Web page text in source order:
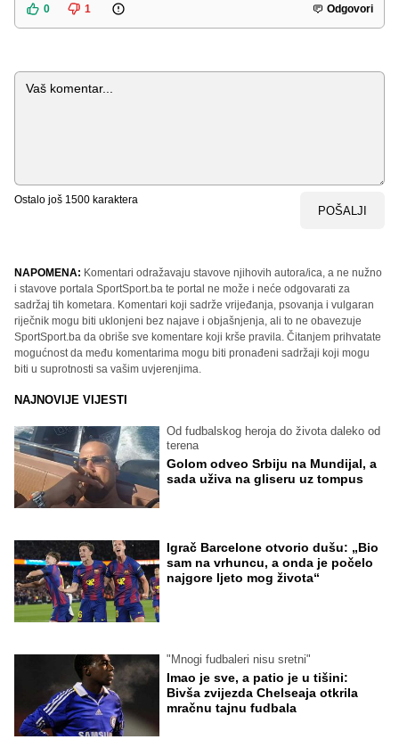
0 1 Odgovori
Komentar
Ostalo još 1500 karaktera
POŠALJI
NAPOMENA: Komentari odražavaju stavove njihovih autora/ica, a ne nužno
i stavove portala SportSport.ba te portal ne može i neće odgovarati za
sadržaj tih kometara. Komentari koji sadrže vrijeđanja, psovanja i vulgaran
riječnik mogu biti uklonjeni bez najave i objašnjenja, ali to ne obavezuje
SportSport.ba da obriše sve komentare koji krše pravila. Čitanjem prihvatate
mogućnost da među komentarima mogu biti pronađeni sadržaji koji mogu
biti u suprotnosti sa vašim uvjerenjima.
NAJNOVIJE VIJESTI
Od fudbalskog heroja do života daleko od
terena
Golom odveo Srbiju na Mundijal, a
sada uživa na gliseru uz tompus
Igrač Barcelone otvorio dušu: „Bio
sam na vrhuncu, a onda je počelo
najgore ljeto mog života“
"Mnogi fudbaleri nisu sretni"
Imao je sve, a patio je u tišini:
Bivša zvijezda Chelseaja otkrila
mračnu tajnu fudbala